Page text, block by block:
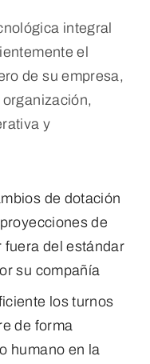
integral
el
de su empresa,
y
de dotación
de
fuera del estándar
su compañía
los turnos
de forma
humano en la